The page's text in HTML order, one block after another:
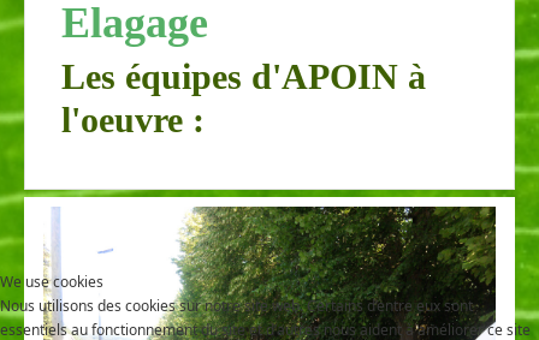
Elagage
Les équipes d'APOIN à
l'oeuvre :
We use cookies
Nous utilisons des cookies sur notre site web. Certains d’entre eux sont
essentiels au fonctionnement du site et d’autres nous aident à améliorer ce site